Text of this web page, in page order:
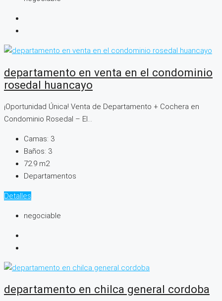
departamento en venta en el condominio
rosedal huancayo
¡Oportunidad Única! Venta de Departamento + Cochera en
Condominio Rosedal – El...
Camas: 3
Baños: 3
72.9 m2
Departamentos
Detalles
negociable
departamento en chilca general cordoba